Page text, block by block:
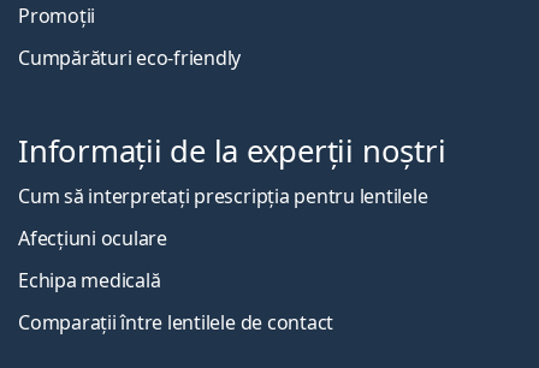
Promoții
Cumpărături eco-friendly
Informații de la experții noștri
Cum să interpretați prescripția pentru lentilele
Afecțiuni oculare
Echipa medicală
Comparații între lentilele de contact